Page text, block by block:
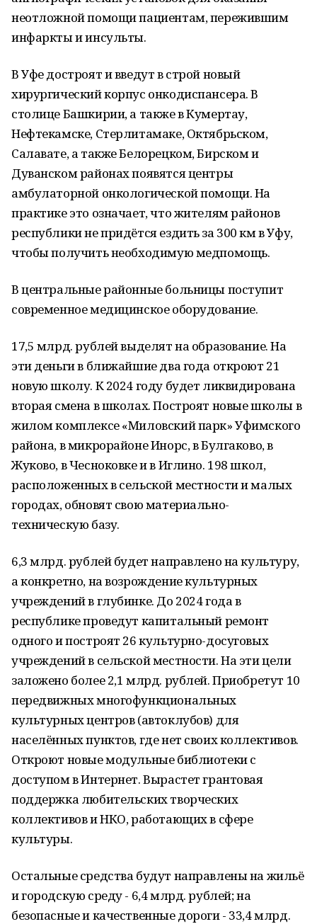
неотложной помощи пациентам, пережившим
инфаркты и инсульты.
В Уфе достроят и введут в строй новый
хирургический корпус онкодиспансера. В
столице Башкирии, а также в Кумертау,
Нефтекамске, Стерлитамаке, Октябрьском,
Салавате, а также Белорецком, Бирском и
Дуванском районах появятся центры
амбулаторной онкологической помощи. На
практике это означает, что жителям районов
республики не придётся ездить за 300 км в Уфу,
чтобы получить необходимую медпомощь.
В центральные районные больницы поступит
современное медицинское оборудование.
17,5 млрд. рублей выделят на образование. На
эти деньги в ближайшие два года откроют 21
новую школу. К 2024 году будет ликвидирована
вторая смена в школах. Построят новые школы в
жилом комплексе «Миловский парк» Уфимского
района, в микрорайоне Инорс, в Булгаково, в
Жуково, в Чесноковке и в Иглино. 198 школ,
расположенных в сельской местности и малых
городах, обновят свою материально-
техническую базу.
6,3 млрд. рублей будет направлено на культуру,
а конкретно, на возрождение культурных
учреждений в глубинке. До 2024 года в
республике проведут капитальный ремонт
одного и построят 26 культурно-досуговых
учреждений в сельской местности. На эти цели
заложено более 2,1 млрд. рублей. Приобретут 10
передвижных многофункциональных
культурных центров (автоклубов) для
населённых пунктов, где нет своих коллективов.
Откроют новые модульные библиотеки с
доступом в Интернет. Вырастет грантовая
поддержка любительских творческих
коллективов и НКО, работающих в сфере
культуры.
Остальные средства будут направлены на жильё
и городскую среду - 6,4 млрд. рублей; на
безопасные и качественные дороги - 33,4 млрд.